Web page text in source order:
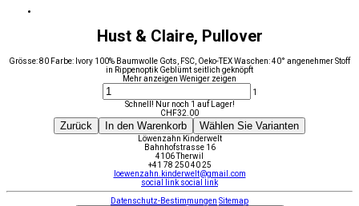
Hust & Claire, Pullover
Grösse: 80 Farbe: Ivory 100% Baumwolle Gots, FSC, Oeko-TEX Waschen: 40° angenehmer Stoff
in Rippenoptik Geblümt seitlich geknöpft
Mehr anzeigen Weniger zeigen
1
Schnell! Nur noch 1 auf Lager!
CHF32.00
Zurück In den Warenkorb Wählen Sie Varianten
Löwenzahn Kinderwelt
Bahnhofstrasse 16
4106 Therwil
+41 78 250 40 25
loewenzahn.kinderwelt@gmail.com
social link social link
Datenschutz-Bestimmungen Sitemap